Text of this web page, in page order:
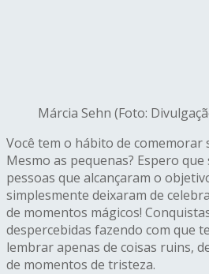
Márcia Sehn (Foto:
Você tem o hábito de comemorar
Mesmo as pequenas? Espero que
pessoas que alcançaram o
simplesmente deixaram de
de momentos mágicos!
despercebidas fazendo com que
lembrar apenas de coisas ruins,
de momentos de tristeza.